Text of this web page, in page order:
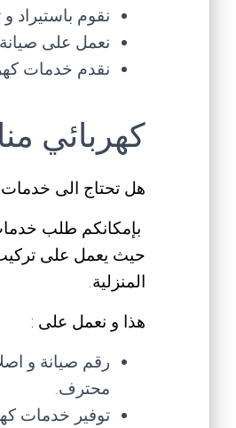
نقوم باستيراد
نعمل على صيانة
نقدم خدمات
كهربائي
هل تحتاج الى خدمات
بإمكانكم طلب
حيث يعمل على تركيب
المنزلية.
هذا و نعمل على :
رقم صيانة و
محترف.
توفير خدمات